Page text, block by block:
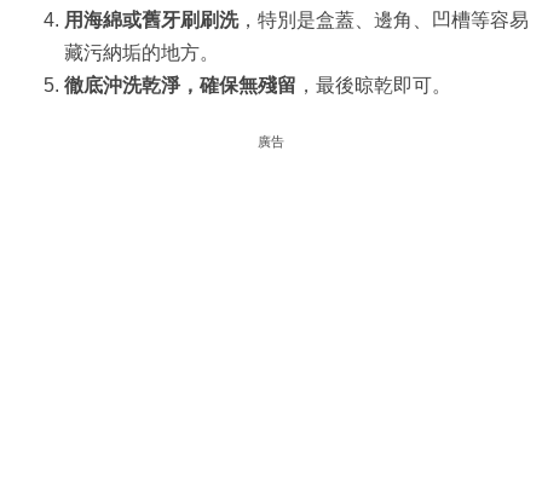
用海綿或舊牙刷刷洗，特別是盒蓋、邊角、凹槽等容易
藏污納垢的地方。
徹底沖洗乾淨，確保無殘留 ，最後晾乾即可。
廣告